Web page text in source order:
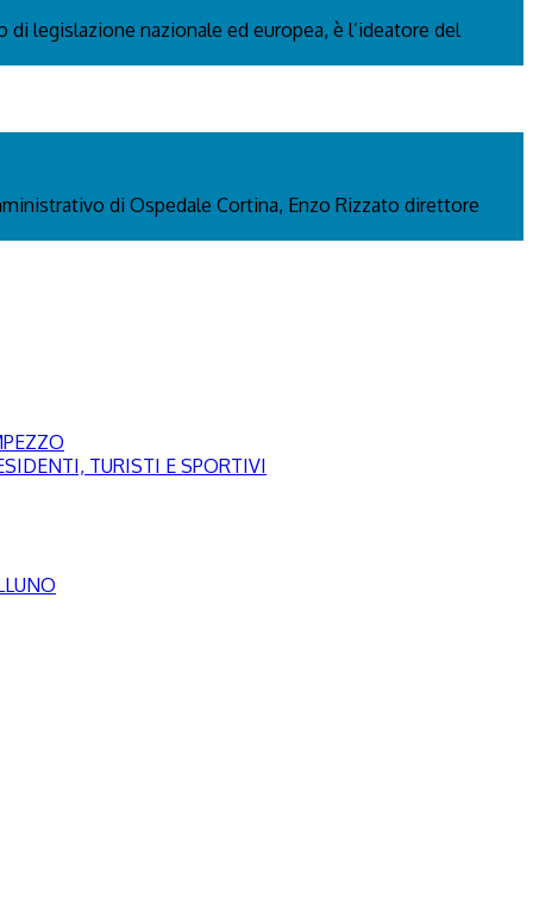
legislazione nazionale ed europea, è l’ideatore del
di Ospedale Cortina, Enzo Rizzato direttore
TURISTI E SPORTIVI